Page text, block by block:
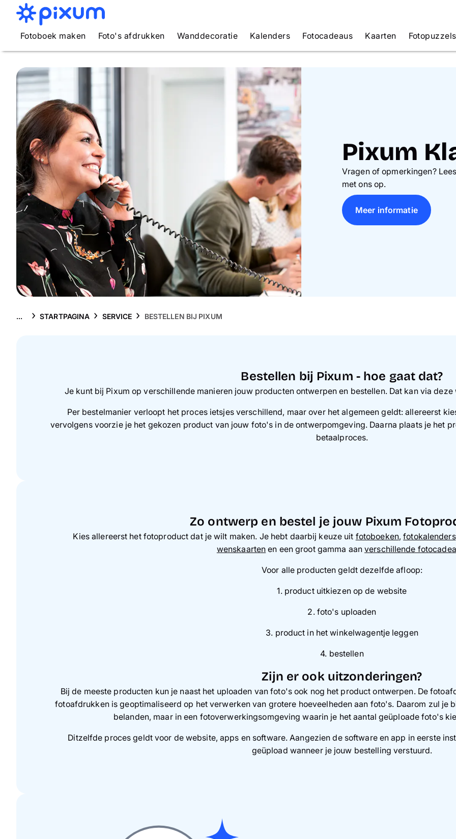
Fotoboek maken Foto's afdrukken Wanddecoratie Kalenders Fotocadeaus Kaarten Fotopuzzels
Pixum
Vragen of opmerkingen?
met ons op.
Meer informatie
... STARTPAGINA SERVICE BESTELLEN BIJ PIXUM
Bestellen bij Pixum - hoe gaat dat?
Je kunt bij Pixum op verschillende manieren jouw producten ontwerpen en bestellen. Dat kan via
Per bestelmanier verloopt het proces ietsjes verschillend, maar over het algemeen geldt: allereerst
vervolgens voorzie je het gekozen product van jouw foto's in de ontwerpomgeving. Daarna plaats je het
betaalproces.
Zo ontwerp en bestel je jouw Pixum
Kies allereerst het fotoproduct dat je wilt maken. Je hebt daarbij keuze uit fotoboeken,fotokalenders
wenskaarten en een groot gamma aanverschillende
Voor alle producten geldt dezelfde afloop:
1. product uitkiezen op de website
2. foto's uploaden
3. product in het winkelwagentje leggen
4. bestellen
Zijn er ook uitzonderingen?
Bij de meeste producten kun je naast het uploaden van foto's ook nog het product ontwerpen. De
fotoafdrukken is geoptimaliseerd op het verwerken van grotere hoeveelheden aan foto's. Daarom zul je
belanden, maar in een fotoverwerkingsomgeving waarin je het aantal geüploade foto's
Ditzelfde proces geldt voor de website, apps en software. Aangezien de software en app in eerste
geüpload wanneer je jouw bestelling verstuurd.